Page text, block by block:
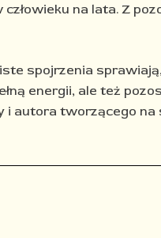
na lata. Z
spojrzenia
energii, ale też
autora tworzącego